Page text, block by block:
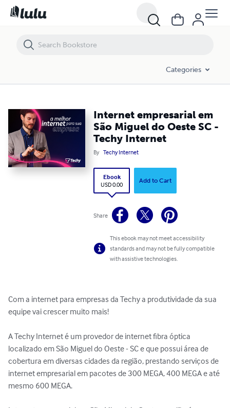
Categories
Internet empresarial em
São Miguel do Oeste SC -
Techy Internet
By Techy Internet
Ebook
USD 0.00
Add to Cart
Share
This ebook may not meet accessibility
standards and may not be fully compatible
with assistive technologies.
Com a internet para empresas da Techy a produtividade da sua
equipe vai crescer muito mais!
A Techy Internet é um provedor de internet fibra óptica
localizado em São Miguel do Oeste - SC e que possui área de
cobertura em diversas cidades da região, prestando serviços de
internet empresarial em pacotes de 300 MEGA, 400 MEGA e até
mesmo 600 MEGA.
Internet empresarial em São Miguel do Oeste SC - Techy Internet